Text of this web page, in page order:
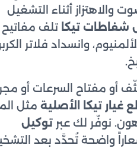
والاهتزاز أثناء التشغيل
شفاطات تيكا تلف مفاتيح
وانسداد فلاتر
أو مفتاح السرعات أو
غيار تيكا الأصلية مثل
نوفّر لك عبر توكيل
واضحة تُحدَّد بعد